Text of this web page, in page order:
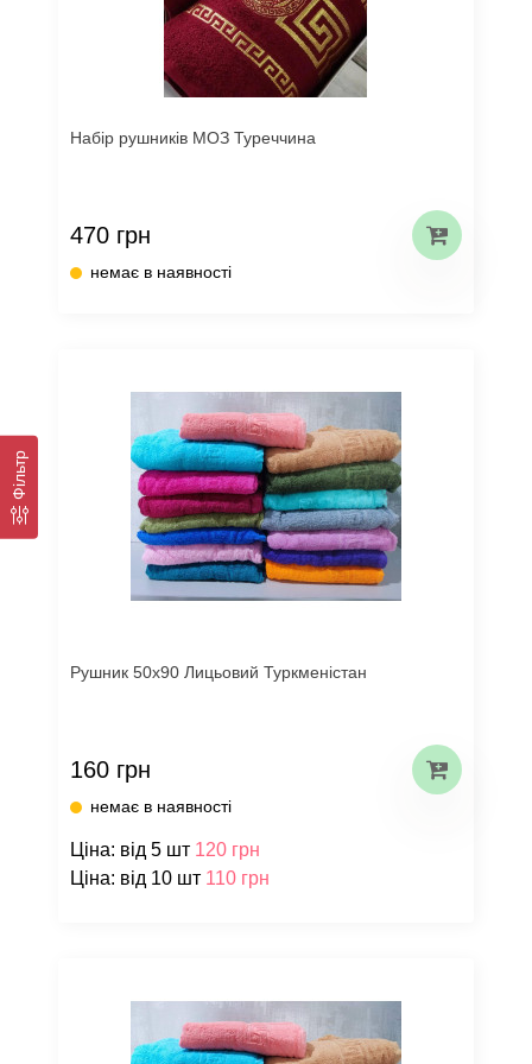
Фільтр
Набір рушників МОЗ Туреччина
470 грн
немає в наявності
Рушник 50х90 Лицьовий Туркменістан
160 грн
немає в наявності
Ціна: від 5 шт 120 грн
Ціна: від 10 шт 110 грн